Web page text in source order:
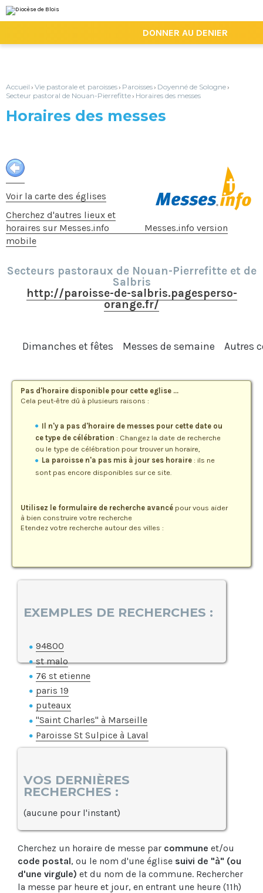
au
contenu.
la
personnels
DONNER AU DENIER
Accueil › Vie pastorale et paroisses› Paroisses› Doyenné de Sologne›
Secteur pastoral de Nouan-Pierrefitte› Horaires des messes
Horaires des messes
Voir la carte des églises
Cherchez d'autres lieux et
horaires sur Messes.info Messes.info version
mobile
Secteurs pastoraux de Nouan-Pierrefitte et de
Salbris
http://paroisse-de-salbris.pagesperso-
orange.fr/
Dimanches et fêtes Messes de semaine Autres
Pas d'horaire disponible pour cette eglise ...
Cela peut-être dû à plusieurs raisons :
Il n'y a pas d'horaire de messes pour cette date ou
ce type de célébration : Changez la date de recherche
ou le type de célébration pour trouver un horaire,
La paroisse n'a pas mis à jour ses horaire : ils ne
sont pas encore disponibles sur ce site.
Utilisez le formulaire de recherche avancé pour vous aider
à bien construire votre recherche
Etendez votre recherche autour des villes :
EXEMPLES DE RECHERCHES :
94800
st malo
76 st etienne
paris 19
puteaux
"Saint Charles" à Marseille
Paroisse St Sulpice à Laval
VOS DERNIÈRES
RECHERCHES :
(aucune pour l'instant)
Cherchez un horaire de messe par commune et/ou
code postal, ou le nom d'une église suivi de "à" (ou
d'une virgule) et du nom de la commune. Rechercher
la messe par heure et jour, en entrant une heure (11h)